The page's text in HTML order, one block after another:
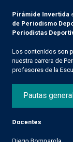
Pirámide Invertida
de Periodismo
Periodistas
Los contenidos son
nuestra carrera de
profesores de la
Pautas
Docentes